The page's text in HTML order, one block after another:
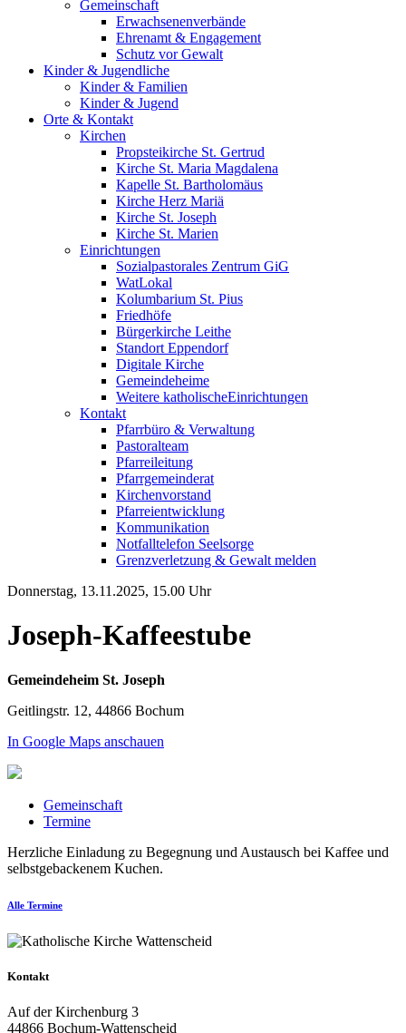
Gemeinschaft
Erwachsenenverbände
Ehrenamt & Engagement
Schutz vor Gewalt
Kinder & Jugendliche
Kinder & Familien
Kinder & Jugend
Orte & Kontakt
Kirchen
Propsteikirche St. Gertrud
Kirche St. Maria Magdalena
Kapelle St. Bartholomäus
Kirche Herz Mariä
Kirche St. Joseph
Kirche St. Marien
Einrichtungen
Sozialpastorales Zentrum GiG
WatLokal
Kolumbarium St. Pius
Friedhöfe
Bürgerkirche Leithe
Standort Eppendorf
Digitale Kirche
Gemeindeheime
Weitere katholische­­Einrichtungen
Kontakt
Pfarrbüro & Verwaltung
Pastoralteam
Pfarreileitung
Pfarrgemeinderat
Kirchenvorstand
Pfarreientwicklung
Kommunikation
Notfalltelefon Seelsorge
Grenzverletzung & Gewalt melden
Donnerstag, 13.11.2025, 15.00 Uhr
Joseph-Kaffeestube
Gemeindeheim St. Joseph
Geitlingstr. 12, 44866 Bochum
In Google Maps anschauen
Gemeinschaft
Termine
Herzliche Einladung zu Begegnung und Austausch bei Kaffee und
selbstgebackenem Kuchen.
Alle Termine
Kontakt
Auf der Kirchenburg 3
44866 Bochum-Wattenscheid